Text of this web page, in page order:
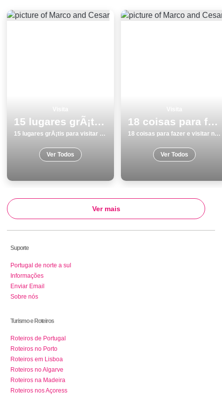
15 lugares grÃ¡tis para visitar em SetÃºbal
15 lugares grÃ¡tis para visitar em SetÃºbal
Ver Todos
18 coisas para fazer e visitar no inverno no Porto
18 coisas para fazer e visitar no inverno no Porto
Ver Todos
Ver mais
Suporte
Portugal de norte a sul
Informações
Enviar Email
Sobre nós
Turismo e Roteiros
Roteiros de Portugal
Roteiros no Porto
Roteiros em Lisboa
Roteiros no Algarve
Roteiros na Madeira
Roteiros nos Açoress